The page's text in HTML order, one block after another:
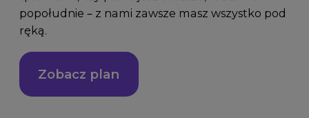
popołudnie – z nami zawsze masz wszystko pod
ręką.
Zobacz plan